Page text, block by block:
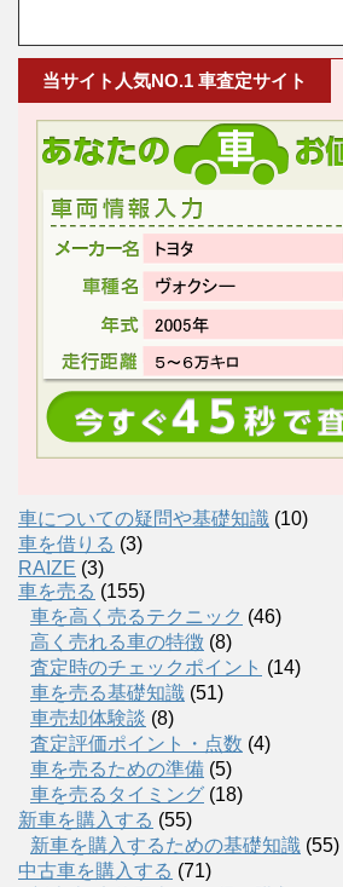
当サイト人気NO.1 車査定サイト
車についての疑問や基礎知識 (10)
車を借りる (3)
RAIZE (3)
車を売る (155)
車を高く売るテクニック (46)
高く売れる車の特徴 (8)
査定時のチェックポイント (14)
車を売る基礎知識 (51)
車売却体験談 (8)
査定評価ポイント・点数 (4)
車を売るための準備 (5)
車を売るタイミング (18)
新車を購入する (55)
新車を購入するための基礎知識 (55)
中古車を購入する (71)